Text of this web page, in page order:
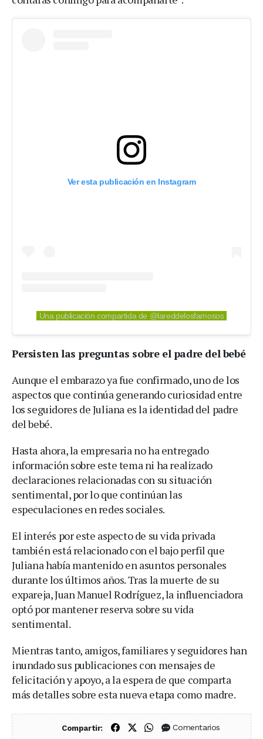
Ver esta publicación en Instagram
Una publicación compartida de @lareddelosfamosos
Persisten las preguntas sobre el padre del bebé
Aunque el embarazo ya fue confirmado, uno de los
aspectos que continúa generando curiosidad entre
los seguidores de Juliana es la identidad del padre
del bebé.
Hasta ahora, la empresaria no ha entregado
información sobre este tema ni ha realizado
declaraciones relacionadas con su situación
sentimental, por lo que continúan las
especulaciones en redes sociales.
El interés por este aspecto de su vida privada
también está relacionado con el bajo perfil que
Juliana había mantenido en asuntos personales
durante los últimos años. Tras la muerte de su
expareja, Juan Manuel Rodríguez, la influenciadora
optó por mantener reserva sobre su vida
sentimental.
Mientras tanto, amigos, familiares y seguidores han
inundado sus publicaciones con mensajes de
felicitación y apoyo, a la espera de que comparta
más detalles sobre esta nueva etapa como madre.
Compartir: Compartir en Facebook
Compartir en X (Twitter)
Compartir en WhatsApp
Comentarios